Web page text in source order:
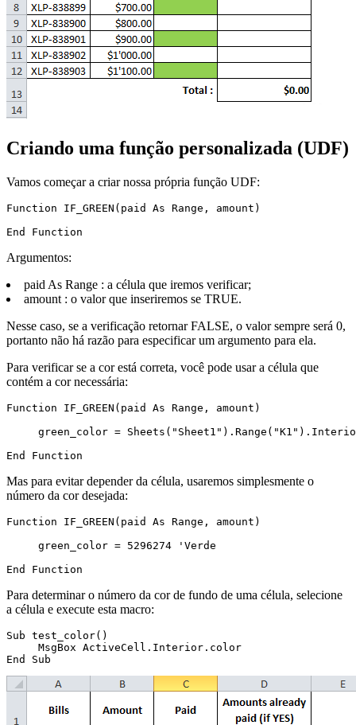
Criando uma função personalizada (UDF)
Vamos começar a criar nossa própria função UDF:
Function IF_GREEN(paid As Range, amount)
Argumentos:
paid As Range : a célula que iremos verificar;
amount : o valor que inseriremos se TRUE.
Nesse caso, se a verificação retornar FALSE, o valor sempre será 0,
portanto não há razão para especificar um argumento para ela.
Para verificar se a cor está correta, você pode usar a célula que
contém a cor necessária:
Function IF_GREEN(paid As Range, amount)
green_color =
Mas para evitar depender da célula, usaremos simplesmente o
número da cor desejada:
Function IF_GREEN(paid As Range, amount)
     green_color = 5296274 'Verde
Para determinar o número da cor de fundo de uma célula, selecione
a célula e execute esta macro:
Sub test_color()
     MsgBox ActiveCell.Interior.color